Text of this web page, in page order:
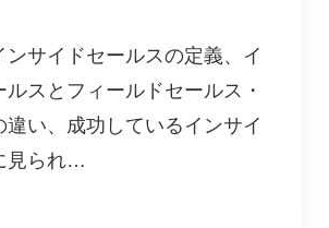
ンサイドセールスの定義、イ
ルスとフィールドセールス・
違い、成功しているインサイ
見られ…